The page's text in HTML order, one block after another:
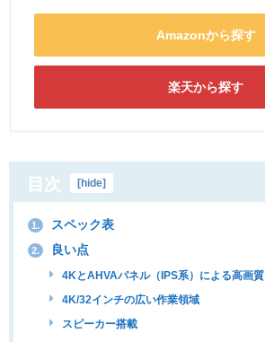
Amazonから探す
楽天から探す
目次 [hide]
1. スペック表
2. 良い点
4KとAHVAパネル（IPS系）による高画質
4K/32インチの広い作業領域
スピーカー搭載